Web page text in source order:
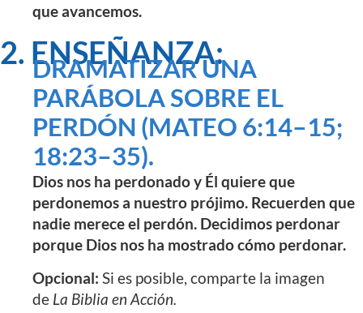
que avancemos.
2. ENSEÑANZA:
DRAMATIZAR UNA
PARÁBOLA SOBRE EL
PERDÓN (MATEO 6:14–15;
18:23–35).
Dios nos ha perdonado y Él quiere que
perdonemos a nuestro prójimo. Recuerden que
nadie merece el perdón. Decidimos perdonar
porque Dios nos ha mostrado cómo perdonar.
Opcional: Si es posible, comparte la imagen
de La Biblia en Acción.